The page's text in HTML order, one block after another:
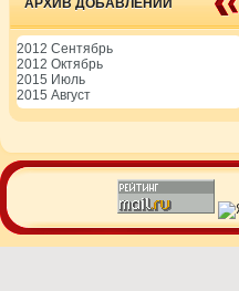
АРХИВ ДОБАВЛЕНИЙ
2012 Сентябрь
2012 Октябрь
2015 Июль
2015 Август